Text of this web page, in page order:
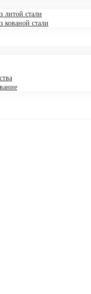
литой стали
кованой стали